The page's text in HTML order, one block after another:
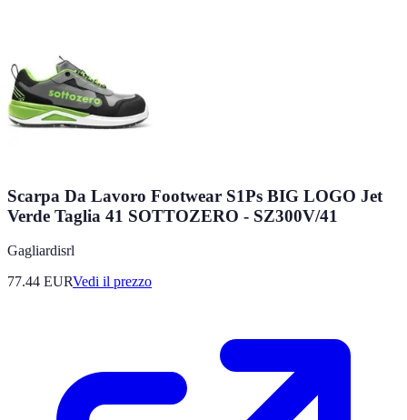
Scarpa Da Lavoro Footwear S1Ps BIG LOGO Jet
Verde Taglia 41 SOTTOZERO - SZ300V/41
Gagliardisrl
77.44 EURVedi il prezzo